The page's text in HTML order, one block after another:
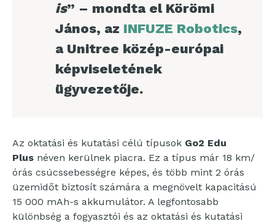
is” – mondta el Körömi
János, az INFUZE Robotics,
a Unitree közép-európai
képviseletének
ügyvezetője.
Az oktatási és kutatási célú típusok Go2 Edu
Plus néven kerülnek piacra. Ez a típus már 18 km/
órás csúcssebességre képes, és több mint 2 órás
üzemidőt biztosít számára a megnövelt kapacitású
15 000 mAh-s akkumulátor. A legfontosabb
különbség a fogyasztói és az oktatási és kutatási